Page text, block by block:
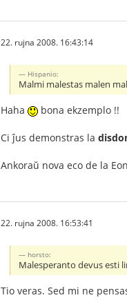
22. rujna 2008. 16:43:14
Hispanio:
Malmi malestas malen
Haha bona ekzemplo !!
Ci ĵus demonstras la
Ankoraŭ nova eco de la
22. rujna 2008. 16:53:41
horsto:
Malesperanto devus esti
Tio veras. Sed mi ne